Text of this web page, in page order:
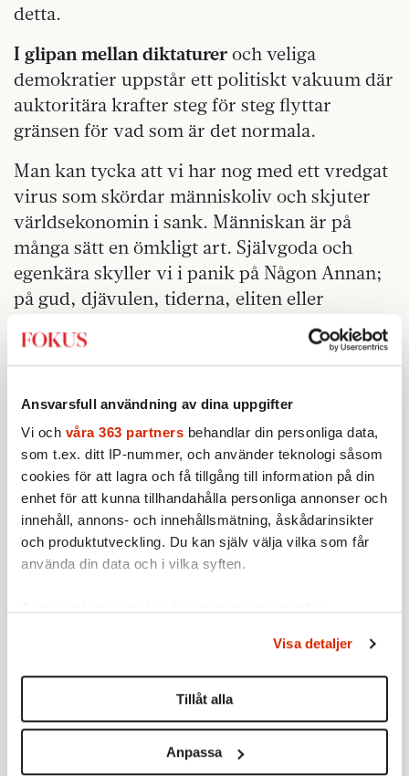
Ansvarsfull användning av dina uppgifter
Vi och våra 363 partners behandlar din personliga data,
som t.ex. ditt IP-nummer, och använder teknologi såsom
cookies för att lagra och få tillgång till information på din
enhet för att kunna tillhandahålla personliga annonser och
innehåll, annons- och innehållsmätning, åskådarinsikter
och produktutveckling. Du kan själv välja vilka som får
använda din data och i vilka syften.
Du kan ändra eller dra tillbaka ditt samtycke när som
helst från cookie-förklaringen.
Vi använder enhetsidentifierare för att anpassa innehållet
för sociala medier och analysera vår trafik. Vi
Visa detaljer
Tillåt alla
Anpassa
detta.
I glipan mellan diktaturer och veliga
demokratier uppstår ett politiskt vakuum där
auktoritära krafter steg för steg flyttar
gränsen för vad som är det normala.
Man kan tycka att vi har nog med ett vredgat
virus som skördar människoliv och skjuter
världsekonomin i sank. Människan är på
många sätt en ömkligt art. Självgoda och
egenkära skyller vi i panik på Någon Annan;
på gud, djävulen, tiderna, eliten eller
Ändå – vi har ett medvetande. Vi har makten
dimensioner. Världen sitter ihop. Det som
händer där kommer hit. Det har den senaste
månaden lärt oss. Liksom att vi får skörda det
vi sår. När covid-19 är klar med oss – vad har
vi då gjort med oss själva?
LÄS OCKSÅ: Frågor & svar: Det här vet vi om
Det finns ett stort antal virus som betecknas
som coronavirus. Det som är aktuellt är det
som upptäcktes i Kina i slutet av 2019, och